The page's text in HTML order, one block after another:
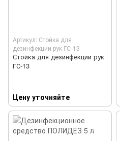
Артикул: Стойка для
дезинфекции рук ГС-13
Стойка для дезинфекции рук
ГС-13
Цену уточняйте